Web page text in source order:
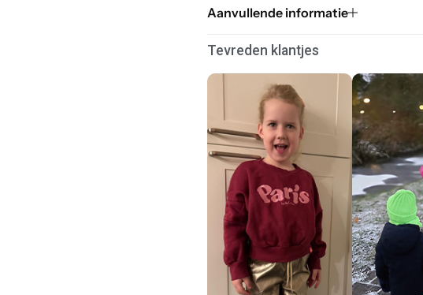
Aanvullende informatie
Tevreden klantjes